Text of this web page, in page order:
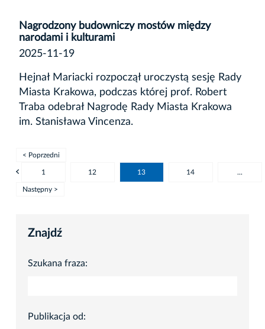
Nagrodzony budowniczy mostów między
narodami i kulturami
2025-11-19
Hejnał Mariacki rozpoczął uroczystą sesję Rady
Miasta Krakowa, podczas której prof. Robert
Traba odebrał Nagrodę Rady Miasta Krakowa
im. Stanisława Vincenza.
< Poprzedni
1 12 13 14 ...
Następny >
Znajdź
Szukana fraza:
Publikacja od: